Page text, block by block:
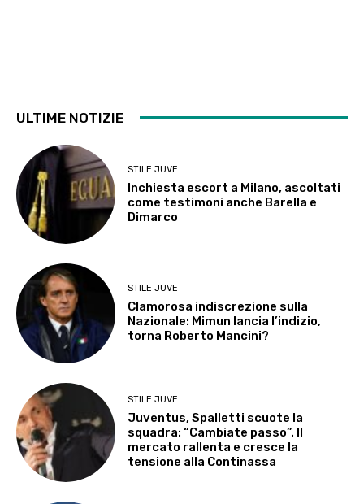
ULTIME NOTIZIE
STILE JUVE
Inchiesta escort a Milano, ascoltati
come testimoni anche Barella e
Dimarco
STILE JUVE
Clamorosa indiscrezione sulla
Nazionale: Mimun lancia l’indizio,
torna Roberto Mancini?
STILE JUVE
Juventus, Spalletti scuote la
squadra: “Cambiate passo”. Il
mercato rallenta e cresce la
tensione alla Continassa